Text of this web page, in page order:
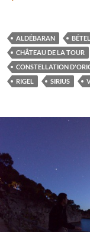
ALDÉBARAN
CHÂTEAU DE LA TOUR
CONSTELLATION
RIGEL
SIRIUS